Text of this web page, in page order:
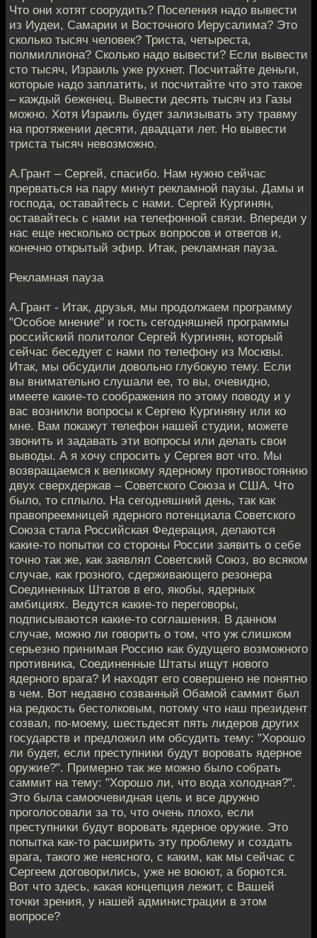
Что они хотят соорудить? Поселения надо вывести
из Иудеи, Самарии и Восточного Иерусалима? Это
сколько тысяч человек? Триста, четыреста,
полмиллиона? Сколько надо вывести? Если вывести
сто тысяч, Израиль уже рухнет. Посчитайте деньги,
которые надо заплатить, и посчитайте что это такое
– каждый беженец. Вывести десять тысяч из Газы
можно. Хотя Израиль будет зализывать эту травму
на протяжении десяти, двадцати лет. Но вывести
триста тысяч невозможно.
А.Грант – Сергей, спасибо. Нам нужно сейчас
прерваться на пару минут рекламной паузы. Дамы и
господа, оставайтесь с нами. Сергей Кургинян,
оставайтесь с нами на телефонной связи. Впереди у
нас еще несколько острых вопросов и ответов и,
конечно открытый эфир. Итак, рекламная пауза.
Рекламная пауза
А.Грант - Итак, друзья, мы продолжаем программу
"Особое мнение" и гость сегодняшней программы
российский политолог Сергей Кургинян, который
сейчас беседует с нами по телефону из Москвы.
Итак, мы обсудили довольно глубокую тему. Если
вы внимательно слушали ее, то вы, очевидно,
имеете какие-то соображения по этому поводу и у
вас возникли вопросы к Сергею Кургиняну или ко
мне. Вам покажут телефон нашей студии, можете
звонить и задавать эти вопросы или делать свои
выводы. А я хочу спросить у Сергея вот что. Мы
возвращаемся к великому ядерному противостоянию
двух сверхдержав – Советского Союза и США. Что
было, то сплыло. На сегодняшний день, так как
правопреемницей ядерного потенциала Советского
Союза стала Российская Федерация, делаются
какие-то попытки со стороны России заявить о себе
точно так же, как заявлял Советский Союз, во всяком
случае, как грозного, сдерживающего резонера
Соединенных Штатов в его, якобы, ядерных
амбициях. Ведутся какие-то переговоры,
подписываются какие-то соглашения. В данном
случае, можно ли говорить о том, что уж слишком
серьезно принимая Россию как будущего возможного
противника, Соединенные Штаты ищут нового
ядерного врага? И находят его совершено не понятно
в чем. Вот недавно созванный Обамой саммит был
на редкость бестолковым, потому что наш президент
созвал, по-моему, шестьдесят пять лидеров других
государств и предложил им обсудить тему: "Хорошо
ли будет, если преступники будут воровать ядерное
оружие?". Примерно так же можно было собрать
саммит на тему: "Хорошо ли, что вода холодная?".
Это была самоочевидная цель и все дружно
проголосовали за то, что очень плохо, если
преступники будут воровать ядерное оружие. Это
попытка как-то расширить эту проблему и создать
врага, такого же неясного, с каким, как мы сейчас с
Сергеем договорились, уже не воюют, а борются.
Вот что здесь, какая концепция лежит, с Вашей
точки зрения, у нашей администрации в этом
вопросе?